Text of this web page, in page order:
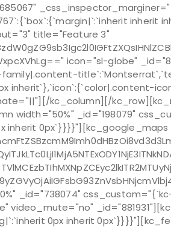
title="Feature 3"
icon="sl-globe"
inherit`},`icon`:{`color|.content-
kc_column][/
width="50%" _id="198079"
inherit
_id="738074"
video_mute="no"
0px inherit